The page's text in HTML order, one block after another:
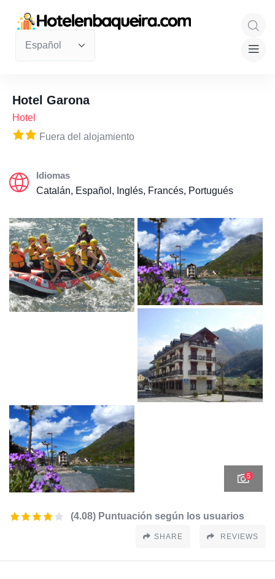
Hotel Garona
Hotel
Fuera del alojamiento
Idiomas
Catalán, Español, Inglés, Francés, Portugués
5
(4.08) Puntuación según los usuarios
SHARE REVIEWS